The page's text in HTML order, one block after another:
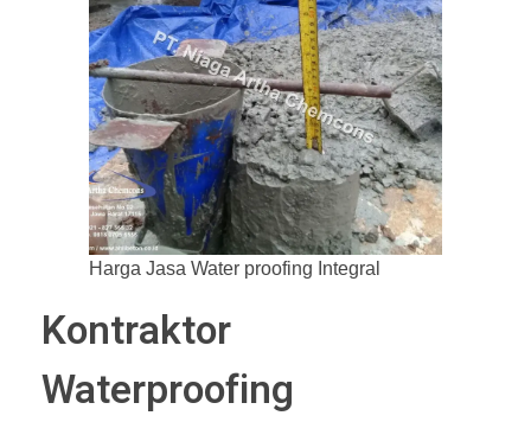
Harga Jasa Water proofing Integral
Kontraktor
Waterproofing